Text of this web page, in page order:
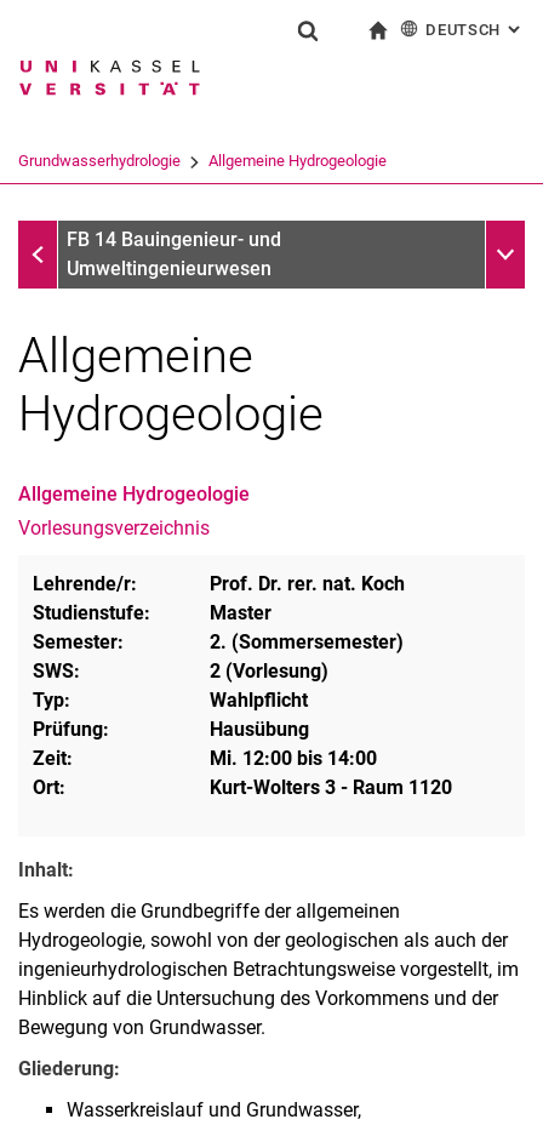
Springe direkt zu: Inhalt
Springe direkt zu: Suche
Springe direkt zu:
Suchbegriff
Suchen (öffnet externen Link in einem
DEUTSCH :
Grundwasserhydrologie Allgemeine Hydrogeologie
Grundwasserhydrologie
FB 14 Bauingenieur- und
Umweltingenieurwesen
Allgemeine
Hydrogeologie
Allgemeine Hydrogeologie
Vorlesungsverzeichnis
Lehrende/r:
Studienstufe:
Semester:
SWS:
Typ:
Prüfung:
Zeit:
Ort:
Prof. Dr. rer. nat. Koch
Master
2. (Sommersemester)
2 (Vorlesung)
Wahlpflicht
Hausübung
Mi. 12:00 bis 14:00
Kurt-Wolters 3 - Raum 1120
Inhalt:
Es werden die Grundbegriffe der allgemeinen
Hydrogeologie, sowohl von der geologischen als auch der
ingenieurhydrologischen Betrachtungsweise vorgestellt, im
Hinblick auf die Untersuchung des Vorkommens und der
Bewegung von Grundwasser.
Gliederung:
Wasserkreislauf und Grundwasser,